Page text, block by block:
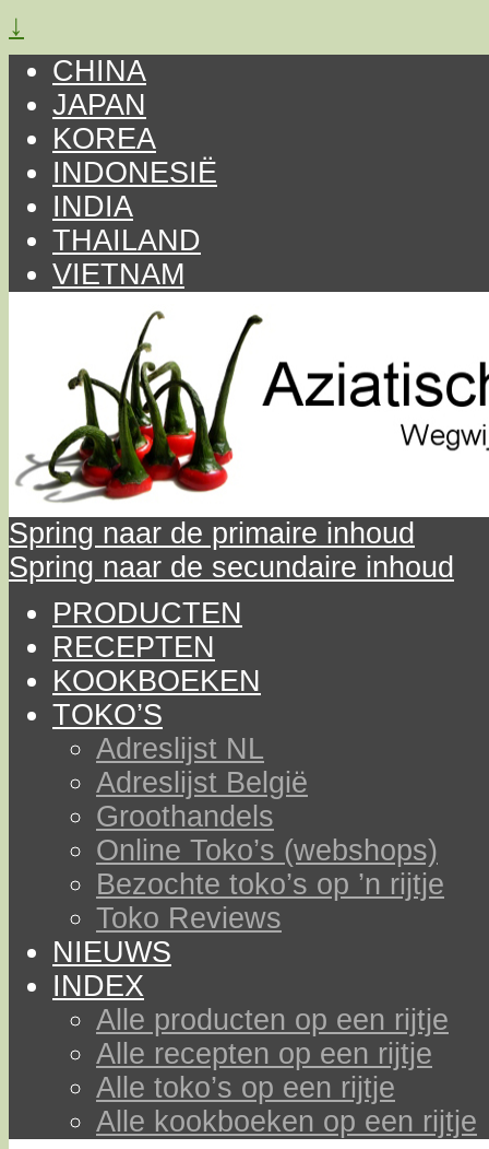
↓
CHINA
JAPAN
KOREA
INDONESIË
INDIA
THAILAND
VIETNAM
Spring naar de primaire inhoud
Spring naar de secundaire inhoud
PRODUCTEN
RECEPTEN
KOOKBOEKEN
TOKO’S
Adreslijst NL
Adreslijst België
Groothandels
Online Toko’s (webshops)
Bezochte toko’s op ’n rijtje
Toko Reviews
NIEUWS
INDEX
Alle producten op een rijtje
Alle recepten op een rijtje
Alle toko’s op een rijtje
Alle kookboeken op een rijtje